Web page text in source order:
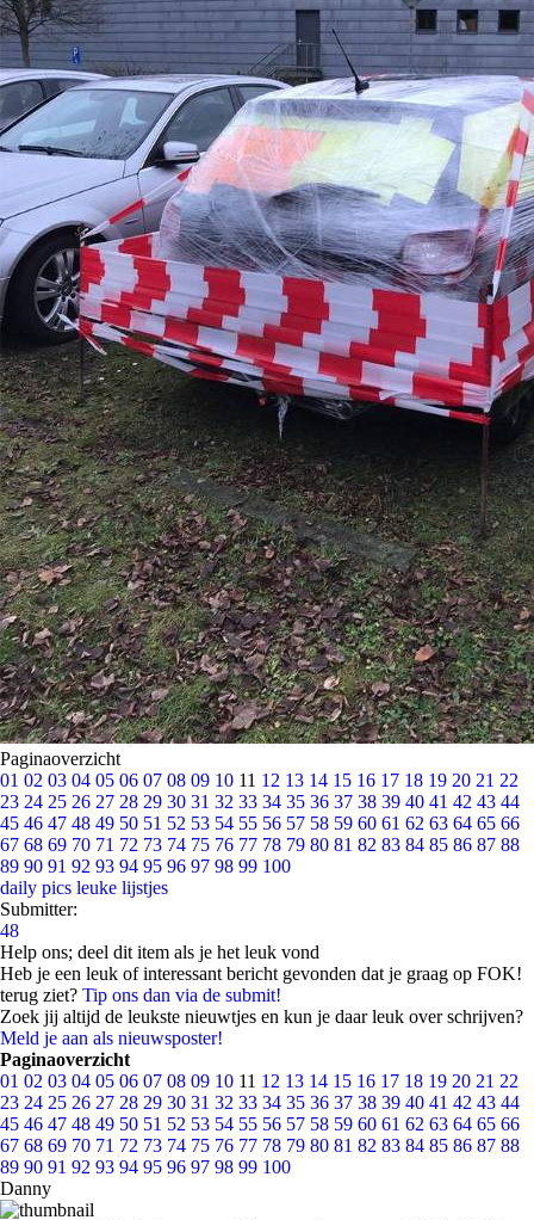
Paginaoverzicht
01 02 03 04 05 06 07 08 09 10 11 12 13 14 15 16 17 18 19 20 21 22
23 24 25 26 27 28 29 30 31 32 33 34 35 36 37 38 39 40 41 42 43 44
45 46 47 48 49 50 51 52 53 54 55 56 57 58 59 60 61 62 63 64 65 66
67 68 69 70 71 72 73 74 75 76 77 78 79 80 81 82 83 84 85 86 87 88
89 90 91 92 93 94 95 96 97 98 99 100
daily pics leuke lijstjes
Submitter:
48
Help ons; deel dit item als je het leuk vond
Heb je een leuk of interessant bericht gevonden dat je graag op FOK!
terug ziet? Tip ons dan via de submit!
Zoek jij altijd de leukste nieuwtjes en kun je daar leuk over schrijven?
Meld je aan als nieuwsposter!
Paginaoverzicht
01 02 03 04 05 06 07 08 09 10 11 12 13 14 15 16 17 18 19 20 21 22
23 24 25 26 27 28 29 30 31 32 33 34 35 36 37 38 39 40 41 42 43 44
45 46 47 48 49 50 51 52 53 54 55 56 57 58 59 60 61 62 63 64 65 66
67 68 69 70 71 72 73 74 75 76 77 78 79 80 81 82 83 84 85 86 87 88
89 90 91 92 93 94 95 96 97 98 99 100
Danny